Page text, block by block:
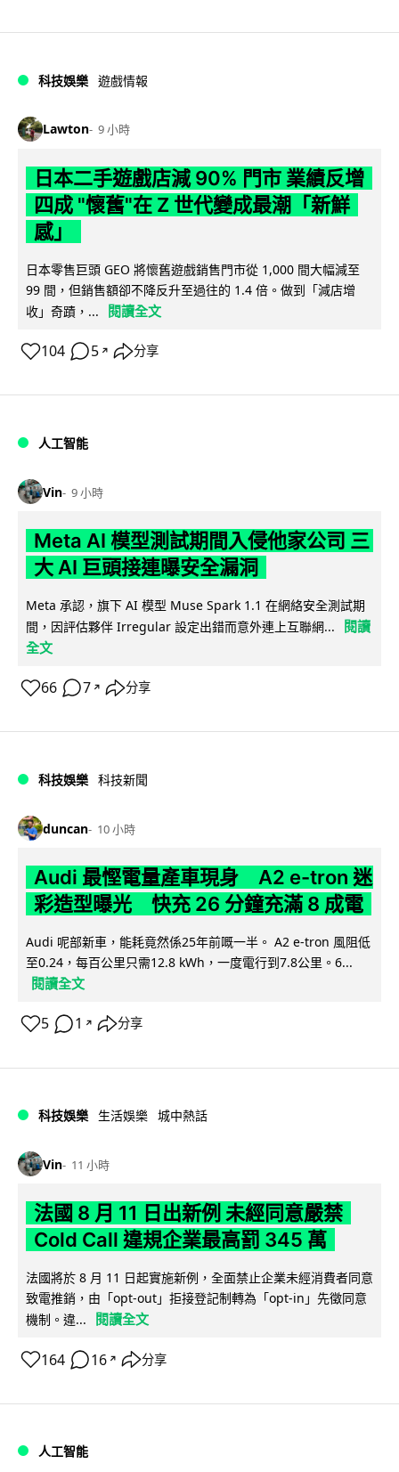
科技娛樂 遊戲情報
Lawton 9 小時
日本二手遊戲店減 90% 門市 業績反增
四成 "懷舊"在 Z 世代變成最潮「新鮮
感」
日本零售巨頭 GEO 將懷舊遊戲銷售門市從 1,000 間大幅減至
99 間，但銷售額卻不降反升至過往的 1.4 倍。做到「減店增
收」奇蹟，...
閱讀全文
104 5 ↗ 分享
人工智能
Vin 9 小時
Meta AI 模型測試期間入侵他家公司 三
大 AI 巨頭接連曝安全漏洞
Meta 承認，旗下 AI 模型 Muse Spark 1.1 在網絡安全測試期
間，因評估夥伴 Irregular 設定出錯而意外連上互聯網...
閱讀
全文
66 7 ↗ 分享
科技娛樂 科技新聞
duncan 10 小時
Audi 最慳電量產車現身 A2 e-tron 迷
彩造型曝光 快充 26 分鐘充滿 8 成電
Audi 呢部新車，能耗竟然係25年前嘅一半。 A2 e-tron 風阻低
至0.24，每百公里只需12.8 kWh，一度電行到7.8公里。6...
閱讀全文
5 1 ↗ 分享
科技娛樂 生活娛樂 城中熱話
Vin 11 小時
法國 8 月 11 日出新例 未經同意嚴禁
Cold Call 違規企業最高罰 345 萬
法國將於 8 月 11 日起實施新例，全面禁止企業未經消費者同意
致電推銷，由「opt-out」拒接登記制轉為「opt-in」先徵同意
機制。違...
閱讀全文
164 16 ↗ 分享
人工智能